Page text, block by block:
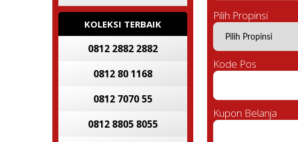
KOLEKSI TERBAIK
0812 2882 2882
0812 80 1168
0812 7070 55
0812 8805 8055
Pilih Propinsi
Kode Pos
Kupon Belanja